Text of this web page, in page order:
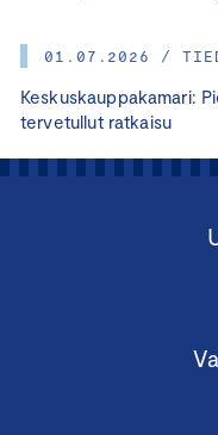
01.07.2026 /
Keskuskauppakamari:
tervetullut ratkaisu